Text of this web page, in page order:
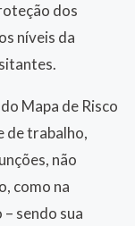
dos
níveis da
Mapa de Risco
de trabalho,
não
como na
sendo sua